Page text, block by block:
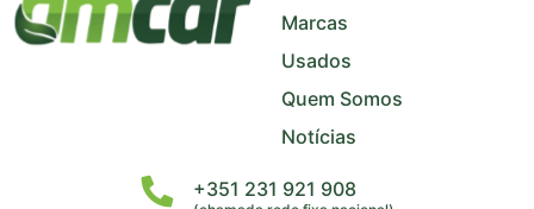
Marcas
Usados
Quem Somos
Notícias
+351 231 921 908